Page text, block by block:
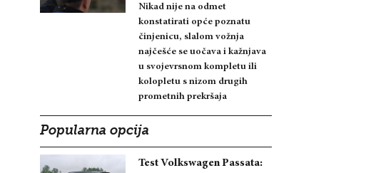
Nikad nije na odmet
konstatirati opće poznatu
činjenicu, slalom vožnja
najčešće se uočava i kažnjava
u svojevrsnom kompletu ili
kolopletu s nizom drugih
prometnih prekršaja
Popularna opcija
Test Volkswagen Passata: